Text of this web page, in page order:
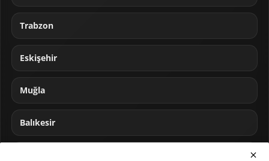
Trabzon
Eskişehir
Muğla
Balıkesir